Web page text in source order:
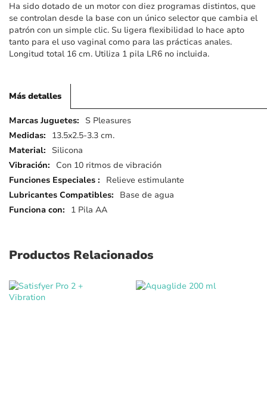
Ha sido dotado de un motor con diez programas distintos, que
se controlan desde la base con un único selector que cambia el
patrón con un simple clic. Su ligera flexibilidad lo hace apto
tanto para el uso vaginal como para las prácticas anales.
Longitud total 16 cm. Utiliza 1 pila LR6 no incluida.
Más detalles
Más
detalles
S Pleasures
13.5x2.5-3.3 cm.
Silicona
Con 10 ritmos de vibración
Relieve estimulante
Base de agua
1 Pila AA
Productos Relacionados